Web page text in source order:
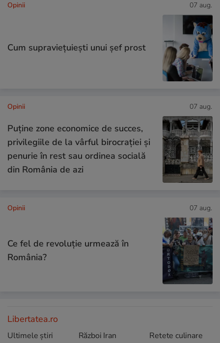
Opinii 07 aug.
Cum supraviețuiești unui șef prost
Opinii 07 aug.
Puține zone economice de succes,
privilegiile de la vârful birocrației și
penurie în rest sau ordinea socială
din România de azi
Opinii 07 aug.
Ce fel de revoluție urmează în
România?
Libertatea.ro
Ultimele știri
Război Iran
Retete culinare